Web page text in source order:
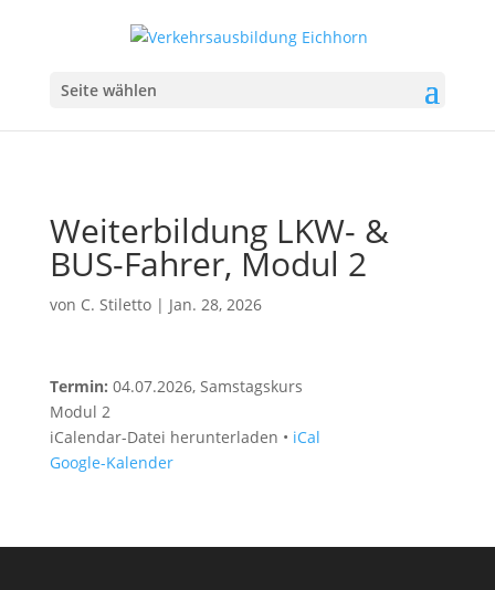
Seite wählen
Weiterbildung LKW- &
BUS-Fahrer, Modul 2
von C. Stiletto| Jan. 28, 2026
Termin: 04.07.2026, Samstagskurs
Modul 2
iCalendar-Datei herunterladen • iCal
Google-Kalender